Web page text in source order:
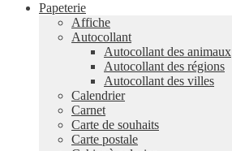
Papeterie
Affiche
Autocollant
Autocollant des animaux
Autocollant des régions
Autocollant des villes
Calendrier
Carnet
Carte de souhaits
Carte postale